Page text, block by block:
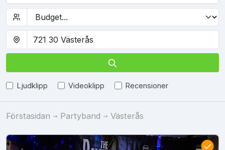
Ljudklipp Videoklipp Recensioner
Förstasidan Partyband Västerås